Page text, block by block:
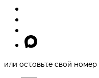
или оставьте свой